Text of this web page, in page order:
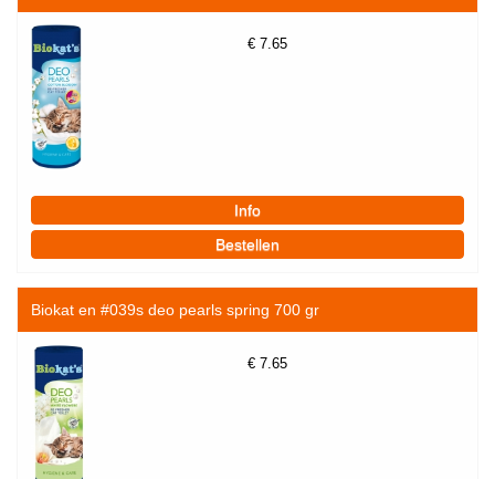
€ 7.65
Biokat en #039s deo pearls spring 700 gr
€ 7.65